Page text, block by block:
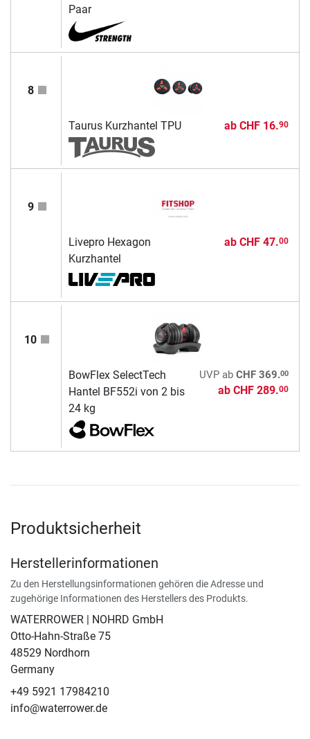
Paar
8
Taurus Kurzhantel TPU ab CHF 16.90
9
Livepro Hexagon
Kurzhantel
ab CHF 47.00
10
BowFlex SelectTech
Hantel BF552i von 2 bis
24 kg
UVPab CHF 369.00
ab CHF 289.00
Produktsicherheit
Herstellerinformationen
Zu den Herstellungsinformationen gehören die Adresse und
zugehörige Informationen des Herstellers des Produkts.
WATERROWER | NOHRD GmbH
Otto-Hahn-Straße 75
48529 Nordhorn
Germany
+49 5921 17984210
info@waterrower.de